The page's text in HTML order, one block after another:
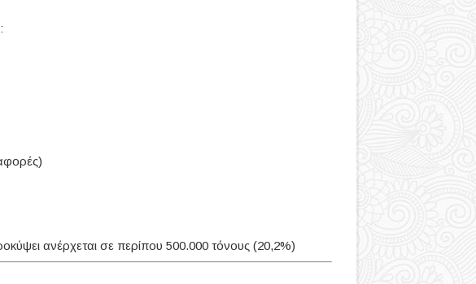
ανέρχεται σε περίπου 500.000 τόνους (20,2%)